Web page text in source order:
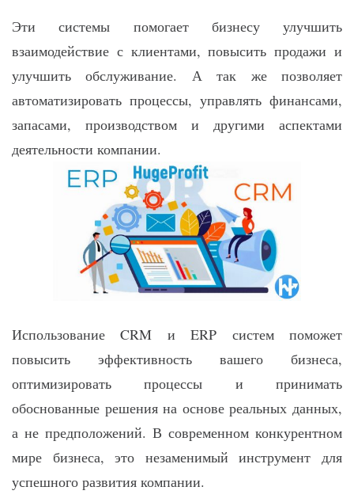
Эти системы помогает бизнесу улучшить
взаимодействие с клиентами, повысить продажи и
улучшить обслуживание. А так же позволяет
автоматизировать процессы, управлять финансами,
запасами, производством и другими аспектами
деятельности компании.
Использование CRM и ERP систем поможет
повысить эффективность вашего бизнеса,
оптимизировать процессы и принимать
обоснованные решения на основе реальных данных,
а не предположений. В современном конкурентном
мире бизнеса, это незаменимый инструмент для
успешного развития компании.